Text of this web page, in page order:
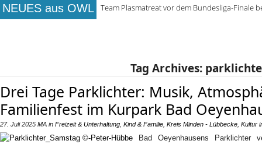
NEUES aus OWL
Team Plasmatreat vor dem Bundesliga-Finale
Tag Archives:
Drei Tage Parklichter: Musik,
Familienfest im Kurpark Bad
27. Juli 2025 MA in Freizeit & Unterhaltung Kind & Familie Kreis Minden - Lübbecke Kultur
Bad Oeyenhausens Parklichter